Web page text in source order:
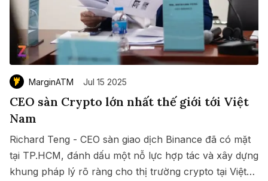
MarginATM Jul 15 2025
CEO sàn Crypto lớn nhất thế giới tới Việt
Nam
Richard Teng - CEO sàn giao dịch Binance đã có mặt
tại TP.HCM, đánh dấu một nỗ lực hợp tác và xây dựng
khung pháp lý rõ ràng cho thị trường crypto tại Việt
SaveCopy link